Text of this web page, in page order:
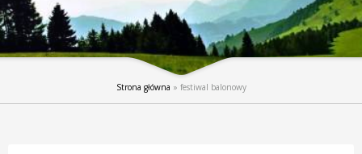
Strona główna » festiwal balonowy